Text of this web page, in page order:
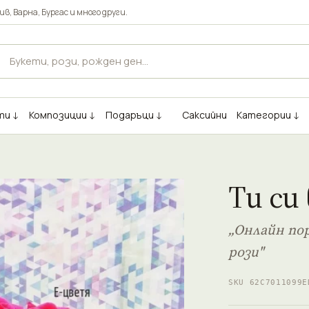
, Варна, Бургаси много други.
↓ Композиции ↓ Подаръци ↓ Саксийни Категории ↓
Ти си
„Онлайн
рози"
SKU